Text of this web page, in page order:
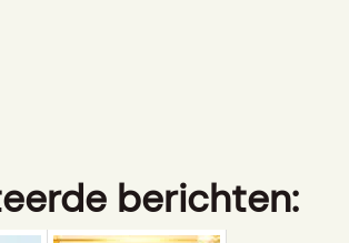
berichten: